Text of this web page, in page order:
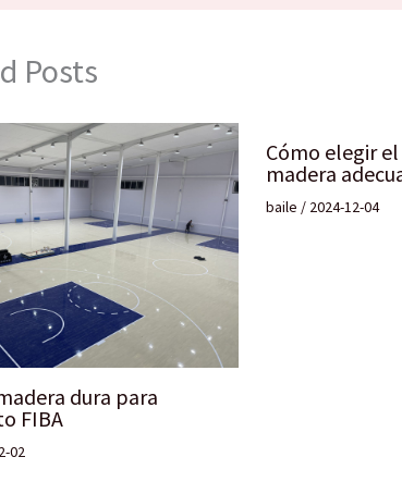
Posts
dura para
FIBA
02
Cómo elegir
madera
baile / 2024-12-04